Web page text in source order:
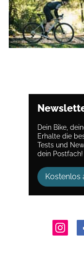
Dein Bike,
Erhalte die
Tests und
dein Postfach!
Kostenlos